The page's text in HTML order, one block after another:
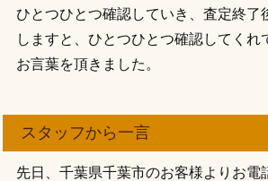
ひとつひとつ確認していき、査定終了
しますと、ひとつひとつ確認してくれ
お言葉を頂きました。
スタッフから一言
先日、千葉県千葉市のお客様よりお電